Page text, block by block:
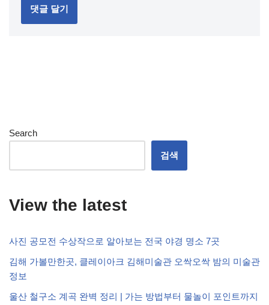
Search
검색
View the latest
사진 공모전 수상작으로 알아보는 전국 야경 명소 7곳
김해 가볼만한곳, 클레이아크 김해미술관 오싹오싹 밤의 미술관
정보
울산 철구소 계곡 완벽 정리 | 가는 방법부터 물놀이 포인트까지